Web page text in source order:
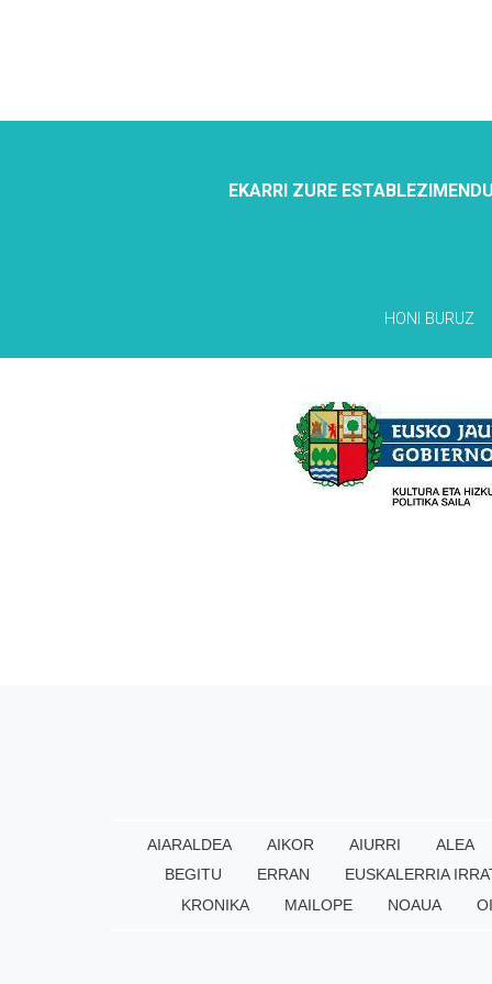
EKARRI ZURE
HONI BURUZ
AIARALDEA AIKOR AIURRI ALEA
BEGITU
ERRAN EUSKALERRIA
KRONIKA
MAILOPE NOAUA